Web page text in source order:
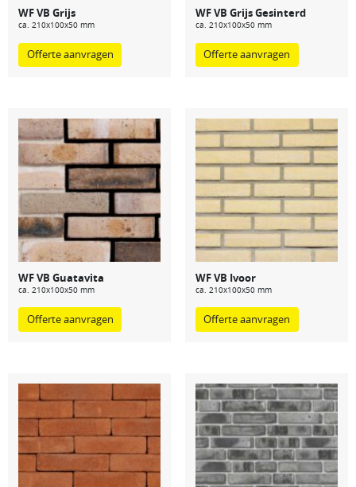
WF VB Grijs
ca. 210x100x50 mm
Offerte aanvragen
WF VB Grijs Gesinterd
ca. 210x100x50 mm
Offerte aanvragen
WF VB Guatavita
ca. 210x100x50 mm
Offerte aanvragen
WF VB Ivoor
ca. 210x100x50 mm
Offerte aanvragen